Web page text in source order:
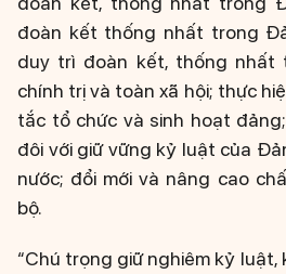
đoàn kết thống nhất trong
duy trì đoàn kết, thống nhất
chính trị và toàn xã hội; thực
tắc tổ chức và sinh hoạt
đôi với giữ vững kỷ luật của
nước; đổi mới và nâng cao
bộ.
“Chú trọng giữ nghiêm kỷ